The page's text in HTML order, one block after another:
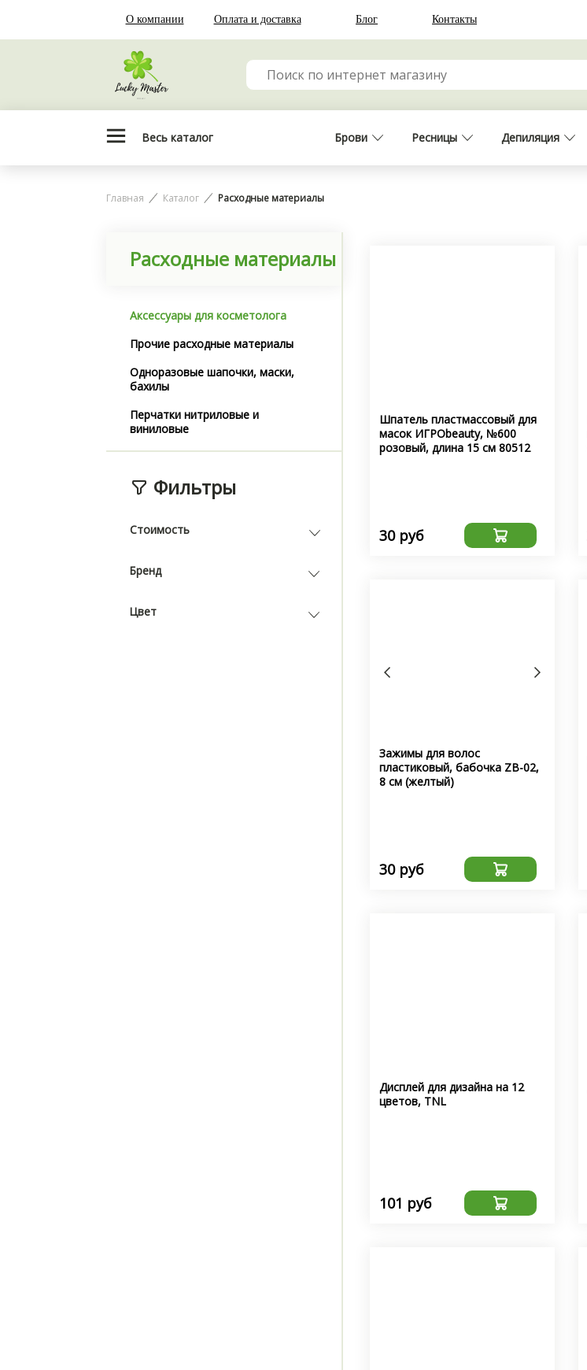
Главная Каталог Расходные материалы
Расходные материалы
Аксессуары для косметолога
Прочие расходные материалы
Одноразовые шапочки, маски,
бахилы
Перчатки нитриловые и
виниловые
Фильтры
Стоимость
Бренд
Цвет
Шпатель пластмассовый для
масок ИГРОbeauty, №600
розовый, длина 15 см 80512
30 руб
Зажимы для волос
пластиковый, бабочка ZB-02,
8 см (желтый)
30 руб
Дисплей для дизайна на 12
цветов, TNL
101 руб
О компании Оплата и доставка Блог Контакты
Весь каталог Брови Ресницы Депиляция